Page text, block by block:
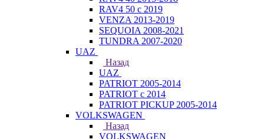
RAV4 50 с 2019
VENZA 2013-2019
SEQUOIA 2008-2021
TUNDRA 2007-2020
UAZ
Назад
UAZ
PATRIOT 2005-2014
PATRIOT с 2014
PATRIOT PICKUP 2005-2014
VOLKSWAGEN
Назад
VOLKSWAGEN